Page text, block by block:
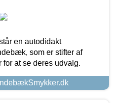
en autodidakt
som er stifter af
at se deres udvalg.